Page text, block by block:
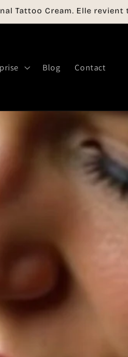
Tattoo Cream. Elle revient
Blog Contact